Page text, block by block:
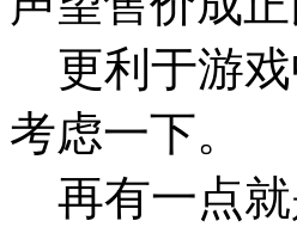
更利于游戏
考虑一下。
再有一点就